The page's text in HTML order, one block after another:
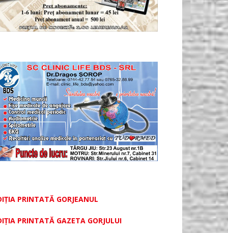
PRINTATĂ GORJEANUL
PRINTATĂ GAZETA GORJULUI